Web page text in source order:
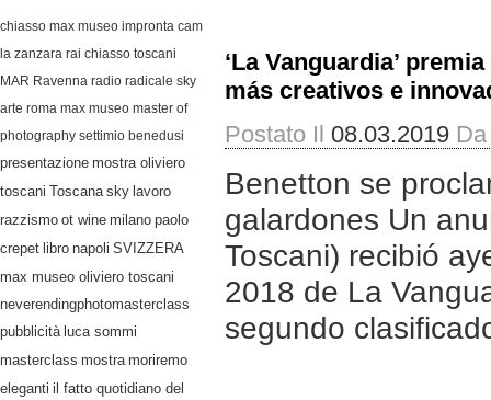
chiasso max museo impronta cam
la zanzara rai chiasso toscani
MAR Ravenna radio radicale sky
arte roma max museo master of
photography settimio benedusi
presentazione mostra oliviero
toscani
Toscana sky lavoro
razzismo ot wine milano paolo
crepet libro napoli SVIZZERA
max museo oliviero toscani
neverendingphotomasterclass
pubblicità luca sommi
masterclass mostra moriremo
eleganti il fatto quotidiano del
‘La Vanguardia’
más creativos e
Postato Il 08.03.2019 Da
Benetton se
galardones Un
Toscani) recibió
2018 de La
segundo